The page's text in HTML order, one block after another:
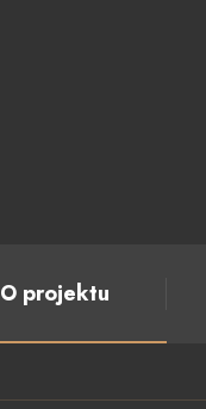
O projektu